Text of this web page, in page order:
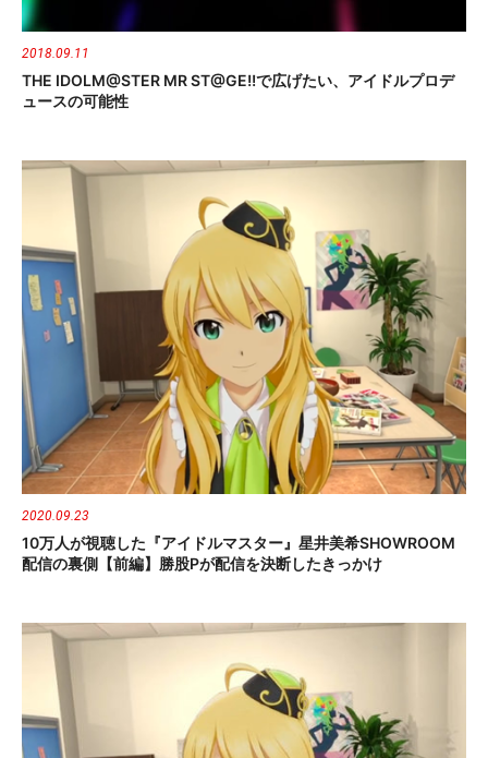
2018.09.11
THE IDOLM@STER MR ST@GE!!で広げたい、アイドルプロデ
ュースの可能性
2020.09.23
10万人が視聴した『アイドルマスター』星井美希SHOWROOM
配信の裏側【前編】勝股Pが配信を決断したきっかけ